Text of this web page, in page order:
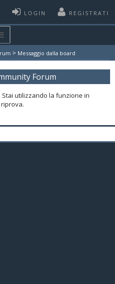
LOGIN REGISTRATI
> Messaggio dalla board
Forum
utilizzando la funzione in